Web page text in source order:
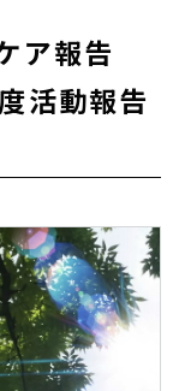
ア報告
活動報告